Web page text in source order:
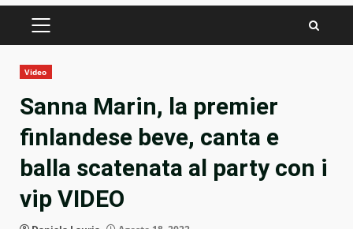
PRIMARY
Video
Sanna Marin, la premier
finlandese beve, canta e
balla scatenata al party con i
vip VIDEO